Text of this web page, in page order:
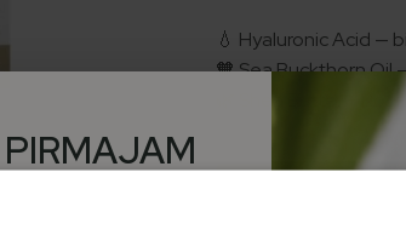
💧 Hyaluronic Acid —
🧡 Sea Buckthorn Oil
🌿 Shea Butter +
Choose any 2 face
PAPILDUS